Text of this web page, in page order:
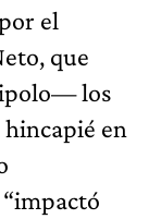
el
que
los
en